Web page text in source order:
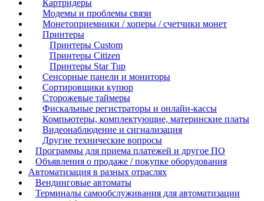
Картридеры
Модемы и проблемы связи
Монетоприемники / хоперы / счетчики монет
Принтеры
Принтеры Custom
Принтеры Citizen
Принтеры Star Tup
Сенсорные панели и мониторы
Сортировщики купюр
Сторожевые таймеры
Фискальные регистраторы и онлайн-кассы
Компьютеры, комплектующие, материнские платы
Видеонаблюдение и сигнализация
Другие технические вопросы
Программы для приема платежей и другое ПО
Объявления о продаже / покупке оборудования
Автоматизация в разных отраслях
Вендинговые автоматы
Терминалы самообслуживания для автоматизации